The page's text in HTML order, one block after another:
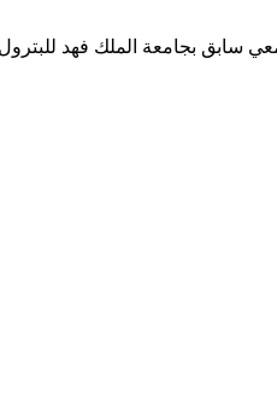
سابق بجامعة الملك فهد